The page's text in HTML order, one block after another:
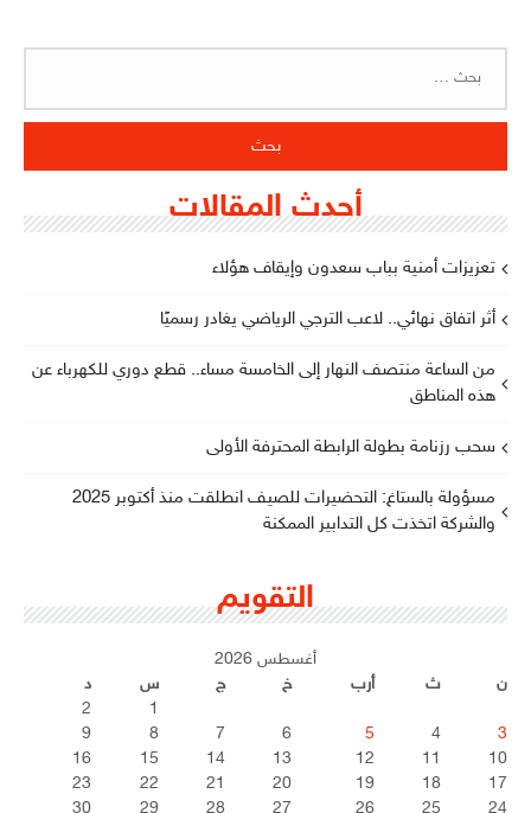
أحدث المقالات
تعزيزات أمنية بباب سعدون وإيقاف هؤلاء
أثر اتفاق نهائي.. لاعب الترجي الرياضي يغادر رسميًا
من الساعة منتصف النهار إلى الخامسة مساء.. قطع دوري للكهرباء عن
هذه المناطق
سحب رزنامة بطولة الرابطة المحترفة الأولى
مسؤولة بالستاغ: التحضيرات للصيف انطلقت منذ أكتوبر 2025
والشركة اتخذت كل التدابير الممكنة
التقويم
أغسطس 2026
ن
ث أرب خ ج س
د
1
2
3
4
5
6
7
8
9
10
11
12
13
14
15
16
17
18
19
20
21
22
23
24
25
26
27
28
29
30